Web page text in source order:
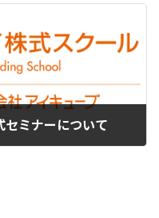
セミナーについて